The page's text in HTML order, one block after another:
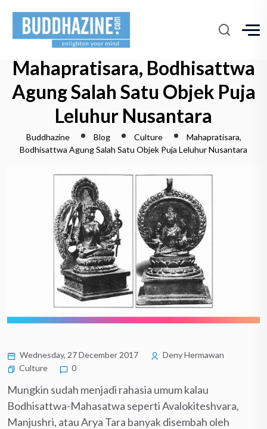
Mahapratisara, Bodhisattwa
Agung Salah Satu Objek Puja
Leluhur Nusantara
Buddhazine Blog Culture
Mahapratisara,
Bodhisattwa Agung Salah Satu Objek Puja Leluhur Nusantara
Wednesday, 27 December 2017
Deny Hermawan
Culture
0
Mungkin sudah menjadi rahasia umum kalau
Bodhisattwa-Mahasatwa seperti Avalokiteshvara,
Manjushri, atau Arya Tara banyak disembah oleh